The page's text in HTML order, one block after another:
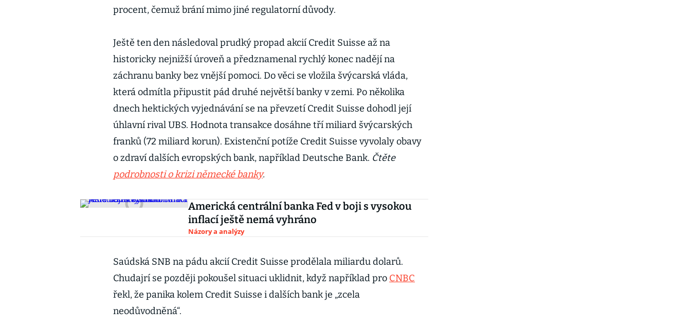
procent, čemuž brání mimo jiné regulatorní důvody.
Ještě ten den následoval prudký propad akcií Credit Suisse až na
historicky nejnižší úroveň a předznamenal rychlý konec nadějí na
záchranu banky bez vnější pomoci. Do věci se vložila švýcarská vláda,
která odmítla připustit pád druhé největší banky v zemi. Po několika
dnech hektických vyjednávání se na převzetí Credit Suisse dohodl její
úhlavní rival UBS. Hodnota transakce dosáhne tří miliard švýcarských
franků (72 miliard korun). Existenční potíže Credit Suisse vyvolaly obavy
o zdraví dalších evropských bank, například Deutsche Bank. Čtěte
podrobnosti o krizi německé banky.
Americká centrální banka Fed v boji s vysokou
inflací ještě nemá vyhráno
Názory a analýzy
Saúdská SNB na pádu akcií Credit Suisse prodělala miliardu dolarů.
Chudajrí se později pokoušel situaci uklidnit, když například pro CNBC
řekl, že panika kolem Credit Suisse i dalších bank je „zcela
neodůvodněná“.